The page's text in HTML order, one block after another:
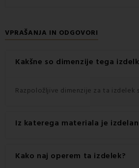
VPRAŠANJA IN ODGOVORI
Kakšne so dimenzije tega
Razpoložljive dimenzije za ta izdelek
Iz katerega materiala je
Ta izdelek je izdelan iz
% bombaž.
Kako naj operem ta izdelek?